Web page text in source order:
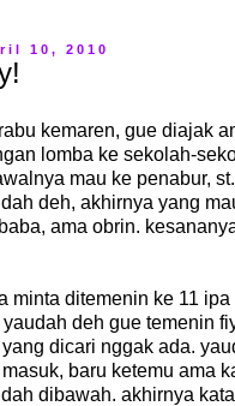
10, 2010
kemaren, gue diajak
lomba ke sekolah-
mau ke penabur,
deh, akhirnya yang
ama obrin.
minta ditemenin ke 11 ipa
deh gue temenin
dicari nggak ada.
baru ketemu ama
dibawah. akhirnya